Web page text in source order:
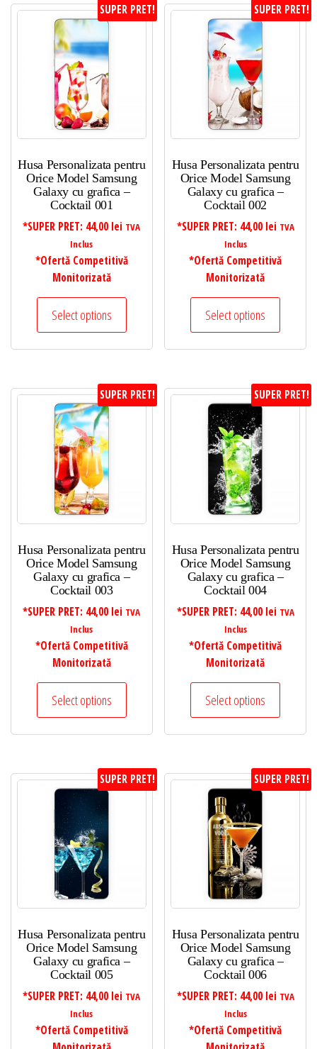
SUPER PRET!
Husa Personalizata pentru
Orice Model Samsung
Galaxy cu grafica –
Cocktail 001
*SUPER PRET: 44,00 lei TVA
Inclus
*Ofertă Competitivă
Monitorizată
Select options
SUPER PRET!
Husa Personalizata pentru
Orice Model Samsung
Galaxy cu grafica –
Cocktail 002
*SUPER PRET: 44,00 lei TVA
Inclus
*Ofertă Competitivă
Monitorizată
Select options
SUPER PRET!
Husa Personalizata pentru
Orice Model Samsung
Galaxy cu grafica –
Cocktail 003
*SUPER PRET: 44,00 lei TVA
Inclus
*Ofertă Competitivă
Monitorizată
Select options
SUPER PRET!
Husa Personalizata pentru
Orice Model Samsung
Galaxy cu grafica –
Cocktail 004
*SUPER PRET: 44,00 lei TVA
Inclus
*Ofertă Competitivă
Monitorizată
Select options
SUPER PRET!
Husa Personalizata pentru
Orice Model Samsung
Galaxy cu grafica –
Cocktail 005
*SUPER PRET: 44,00 lei TVA
Inclus
*Ofertă Competitivă
SUPER PRET!
Husa Personalizata pentru
Orice Model Samsung
Galaxy cu grafica –
Cocktail 006
*SUPER PRET: 44,00 lei TVA
Inclus
*Ofertă Competitivă